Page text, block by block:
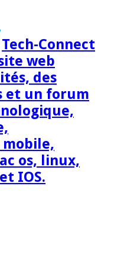
Tech-Connect
web
des
et un forum
os, linux,
IOS.